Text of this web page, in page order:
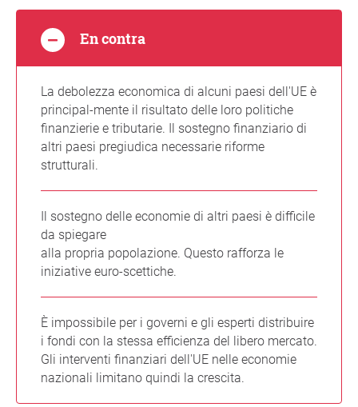
En contra
La debolezza economica di alcuni paesi dell'UE è
principal-mente il risultato delle loro politiche
finanzierie e tributarie. Il sostegno finanziario di
altri paesi pregiudica necessarie riforme
strutturali.
Il sostegno delle economie di altri paesi è difficile
da spiegare
alla propria popolazione. Questo rafforza le
iniziative euro-scettiche.
È impossibile per i governi e gli esperti distribuire
i fondi con la stessa efficienza del libero mercato.
Gli interventi finanziari dell'UE nelle economie
nazionali limitano quindi la crescita.